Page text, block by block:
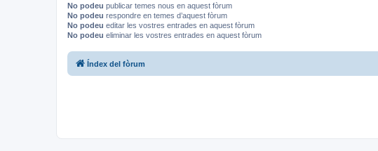
No podeu publicar temes nous en aquest fòrum
No podeu respondre en temes d’aquest fòrum
No podeu editar les vostres entrades en aquest fòrum
No podeu eliminar les vostres entrades en aquest fòrum
Índex del fòrum